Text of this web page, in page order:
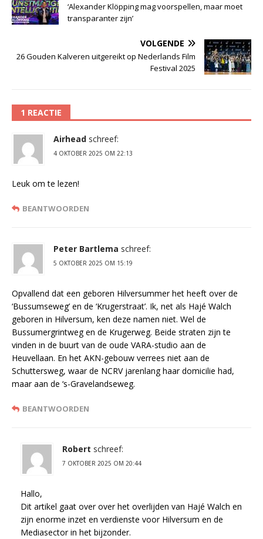
‘Alexander Klöpping mag voorspellen, maar moet
transparanter zijn’
VOLGENDE
26 Gouden Kalveren uitgereikt op Nederlands Film
Festival 2025
1 REACTIE
Airhead schreef:
4 OKTOBER 2025 OM 22:13
Leuk om te lezen!
BEANTWOORDEN
Peter Bartlema schreef:
5 OKTOBER 2025 OM 15:19
Opvallend dat een geboren Hilversummer het heeft over de
‘Bussumseweg’ en de ‘Krugerstraat’. Ik, net als Hajé Walch
geboren in Hilversum, ken deze namen niet. Wel de
Bussumergrintweg en de Krugerweg. Beide straten zijn te
vinden in de buurt van de oude VARA-studio aan de
Heuvellaan. En het AKN-gebouw verrees niet aan de
Schuttersweg, waar de NCRV jarenlang haar domicilie had,
maar aan de ‘s-Gravelandseweg.
BEANTWOORDEN
Robert schreef:
7 OKTOBER 2025 OM 20:44
Hallo,
Dit artikel gaat over over het overlijden van Hajé Walch en
zijn enorme inzet en verdienste voor Hilversum en de
Mediasector in het bijzonder.